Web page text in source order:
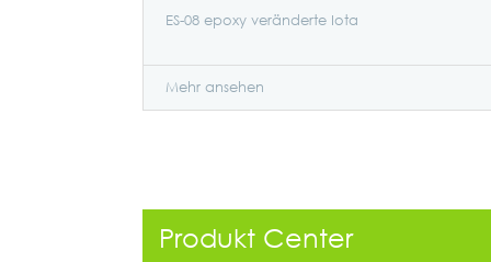
ES-08 epoxy veränderte Iota
Mehr ansehen
Produkt Center